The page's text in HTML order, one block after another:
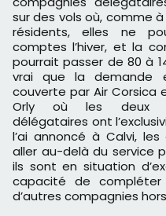
sur des vols où, comme à
résidents, elles ne
comptes l’hiver, et la
pourrait passer de 80 à
vrai que la demande
couverte par Air Corsica
Orly où les deux
délégataires ont
l’ai annoncé à Calvi,
aller au-delà du service
ils sont en situation
capacité de
d’autres compagnies